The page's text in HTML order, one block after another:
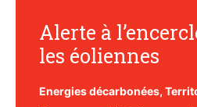
Alerte à
les éoliennes
Energies décarbonées,